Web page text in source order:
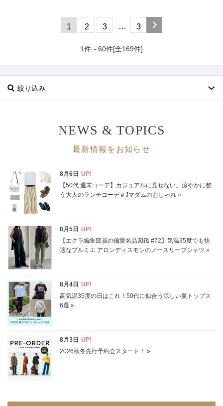
1 2 3 … 3
1件～60件[全169件]
絞り込み
カテゴリ インテリア･雑貨
サイズ
掲載雑誌
価格
表示オプション
SALE商品
再入荷
NEWS & TOPICS
最新情報をお知らせ